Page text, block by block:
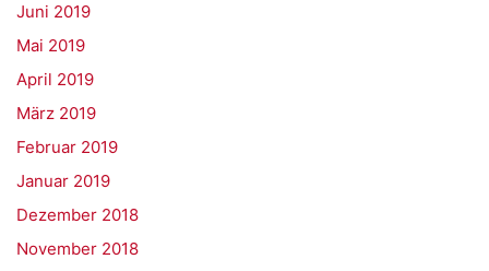
Juni 2019
Mai 2019
April 2019
März 2019
Februar 2019
Januar 2019
Dezember 2018
November 2018